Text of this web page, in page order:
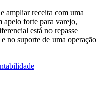
ampliar receita com uma
apelo forte para varejo,
está no repasse
no suporte de uma operação